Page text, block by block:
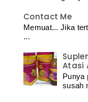
Contact Me
Memuat... Jika
...
Atasi
Punya
susah